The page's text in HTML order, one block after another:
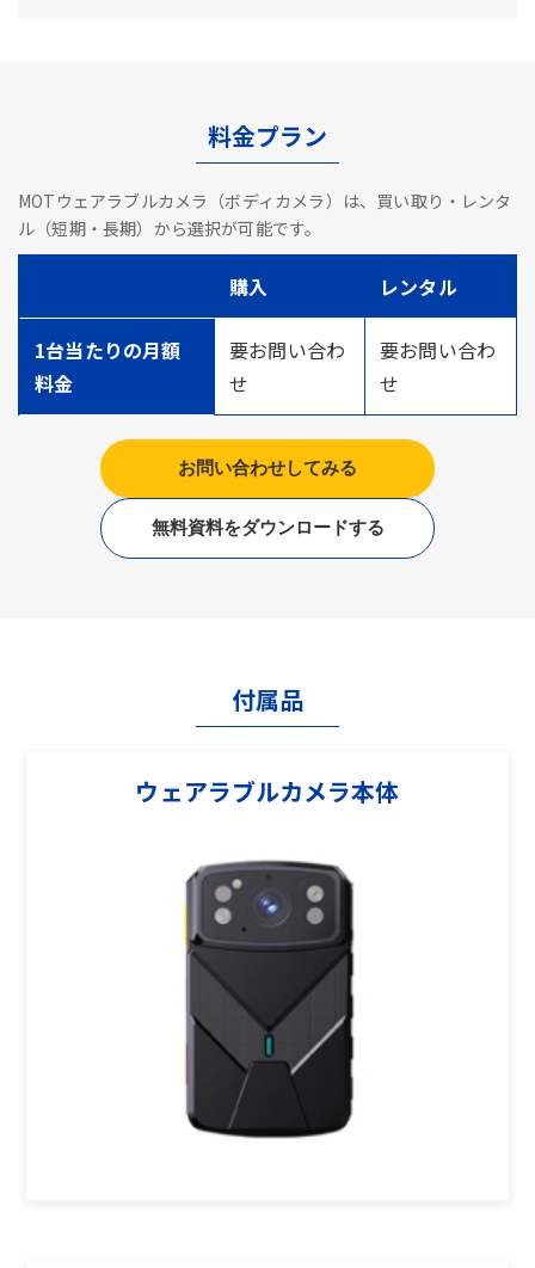
料金プラン
MOTウェアラブルカメラ（ボディカメラ）は、買い取り・レンタ
ル（短期・長期）から選択が可能です。
購入 レンタル
1台当たりの月額
料金
要お問い合わ
せ
要お問い合わ
せ
お問い合わせしてみる
無料資料をダウンロードする
付属品
ウェアラブルカメラ本体